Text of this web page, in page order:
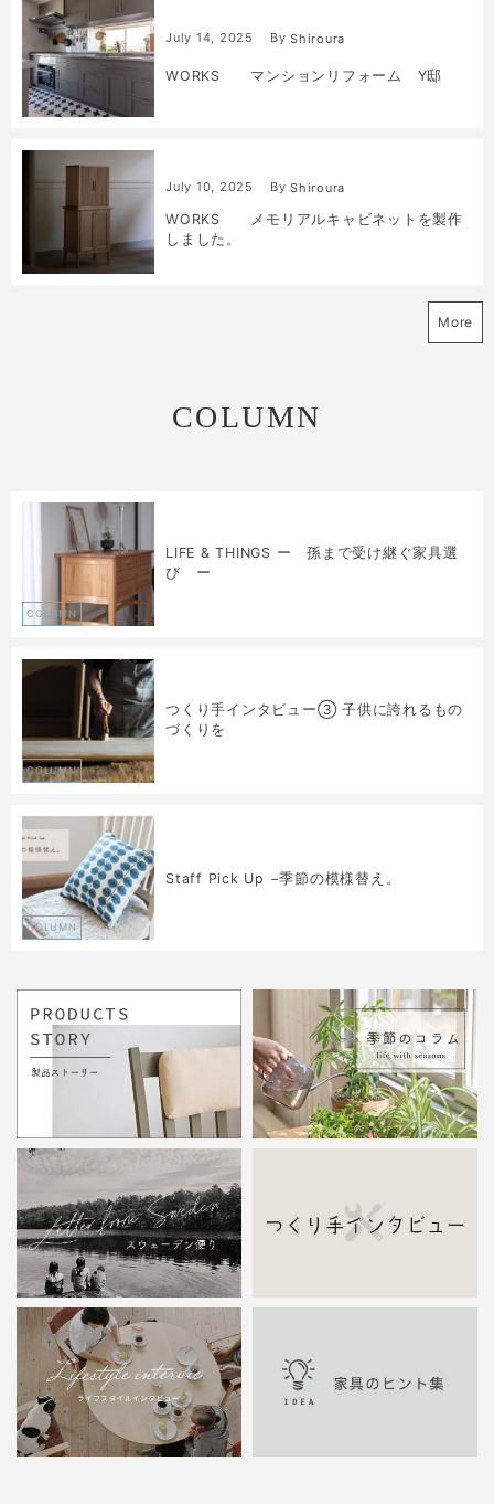
July 14, 2025 By Shiroura
WORKS マンションリフォーム Y邸
July 10, 2025 By Shiroura
WORKS メモリアルキャビネットを製作
しました。
More
COLUMN
COLUMN
LIFE & THINGS ー 孫まで受け継ぐ家具選
び ー
COLUMN
つくり手インタビュー③ 子供に誇れるもの
づくりを
COLUMN
Staff Pick Up −季節の模様替え。